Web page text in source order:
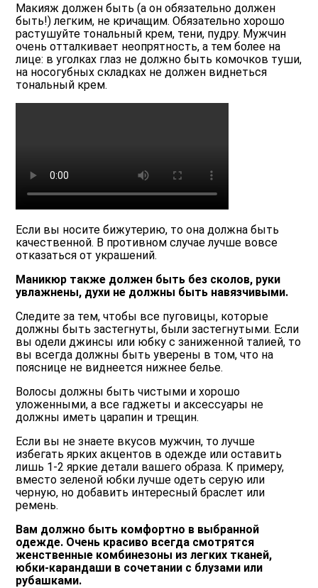
Макияж должен быть (а он обязательно должен
быть!) легким, не кричащим. Обязательно хорошо
растушуйте тональный крем, тени, пудру. Мужчин
очень отталкивает неопрятность, а тем более на
лице: в уголках глаз не должно быть комочков туши,
на носогубных складках не должен виднеться
тональный крем.
Если вы носите бижутерию, то она должна быть
качественной. В противном случае лучше вовсе
отказаться от украшений.
Маникюр также должен быть без сколов, руки
увлажнены, духи не должны быть навязчивыми.
Следите за тем, чтобы все пуговицы, которые
должны быть застегнуты, были застегнутыми. Если
вы одели джинсы или юбку с заниженной талией, то
вы всегда должны быть уверены в том, что на
пояснице не виднеется нижнее белье.
Волосы должны быть чистыми и хорошо
уложенными, а все гаджеты и аксессуары не
должны иметь царапин и трещин.
Если вы не знаете вкусов мужчин, то лучше
избегать ярких акцентов в одежде или оставить
лишь 1-2 яркие детали вашего образа. К примеру,
вместо зеленой юбки лучше одеть серую или
черную, но добавить интересный браслет или
ремень.
Вам должно быть комфортно в выбранной
одежде. Очень красиво всегда смотрятся
женственные комбинезоны из легких тканей,
юбки-карандаши в сочетании с блузами или
рубашками.